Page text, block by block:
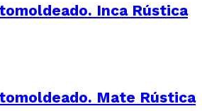
Inca Rústica
Mate Rústica